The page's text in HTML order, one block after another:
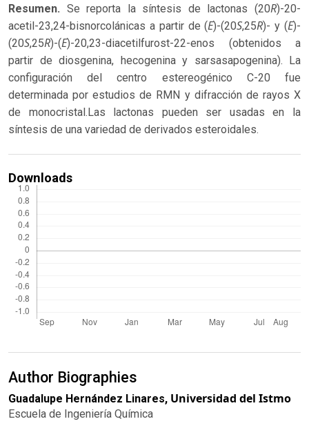
Resumen. Se reporta la síntesis de lactonas (20R)-20-
acetil-23,24-bisnorcolánicas a partir de (E)-(20S,25R)- y (E)-
(20S,25R)-(E)-20,23-diacetilfurost-22-enos (obtenidos a
partir de diosgenina, hecogenina y sarsasapogenina). La
configuración del centro estereogénico C-20 fue
determinada por estudios de RMN y difracción de rayos X
de monocristal.Las lactonas pueden ser usadas en la
síntesis de una variedad de derivados esteroidales.
Downloads
Author Biographies
Guadalupe Hernández Linares, Universidad del Istmo
Escuela de Ingeniería Química